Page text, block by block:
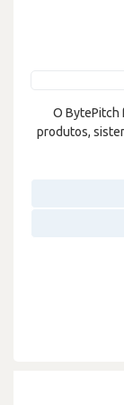
O BytePitch
produtos,